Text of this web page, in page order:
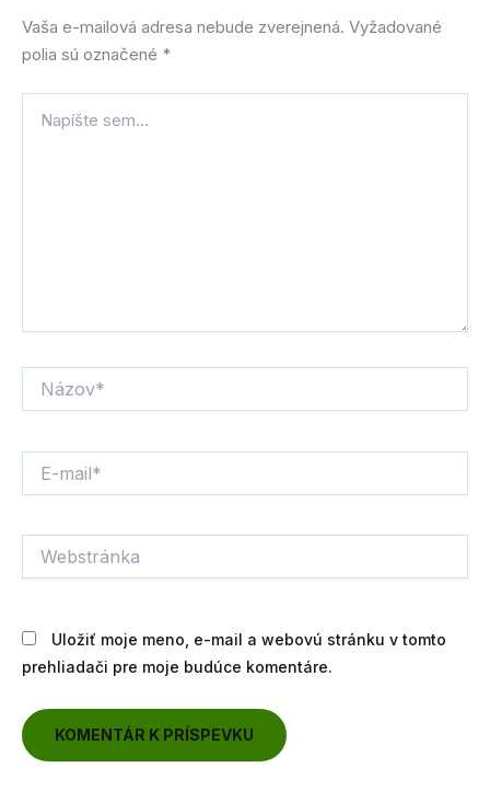
Vaša e-mailová adresa nebude zverejnená. Vyžadované
polia sú označené *
sem...
mail*
Uložiť moje meno, e-mail a webovú stránku v tomto
prehliadači pre moje budúce komentáre.